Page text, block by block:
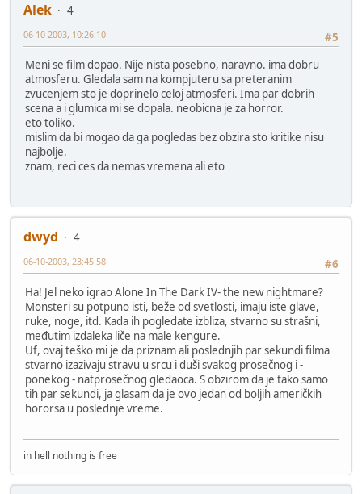
Alek
4
#5
06-10-2003, 10:26:10
Meni se film dopao. Nije nista posebno, naravno. ima dobru
atmosferu. Gledala sam na kompjuteru sa preteranim
zvucenjem sto je doprinelo celoj atmosferi. Ima par dobrih
scena a i glumica mi se dopala. neobicna je za horror.
eto toliko.
mislim da bi mogao da ga pogledas bez obzira sto kritike nisu
najbolje.
znam, reci ces da nemas vremena ali eto
dwyd
4
#6
06-10-2003, 23:45:58
Ha! Jel neko igrao Alone In The Dark IV- the new nightmare?
Monsteri su potpuno isti, beže od svetlosti, imaju iste glave,
ruke, noge, itd. Kada ih pogledate izbliza, stvarno su strašni,
međutim izdaleka liče na male kengure.
Uf, ovaj teško mi je da priznam ali poslednjih par sekundi filma
stvarno izazivaju stravu u srcu i duši svakog prosečnog i -
ponekog - natprosečnog gledaoca. S obzirom da je tako samo
tih par sekundi, ja glasam da je ovo jedan od boljih američkih
hororsa u poslednje vreme.
in hell nothing is free